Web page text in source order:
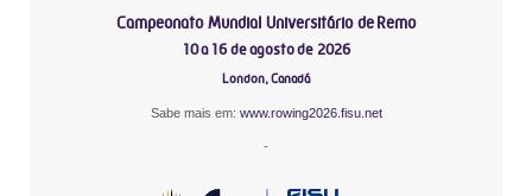
Campeonato Mundial Universitário de Remo
10 a 16 de agosto de 2026
London, Canadá
Sabe mais em: www.rowing2026.fisu.net
-